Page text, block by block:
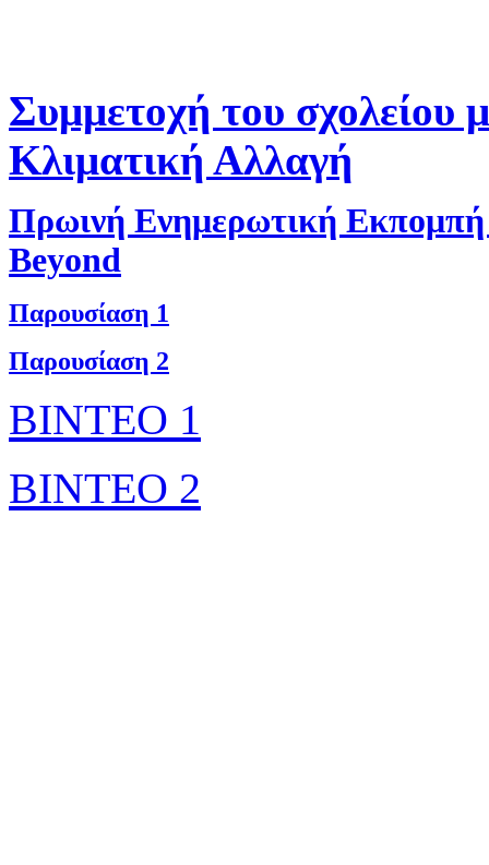
Συμμετοχή του σχολείου
Κλιματική Αλλαγή
Πρωινή Ενημερωτική Εκπομπή
Beyond
Παρουσίαση 1
Παρουσίαση 2
ΒΙΝΤΕΟ 1
ΒΙΝΤΕΟ 2